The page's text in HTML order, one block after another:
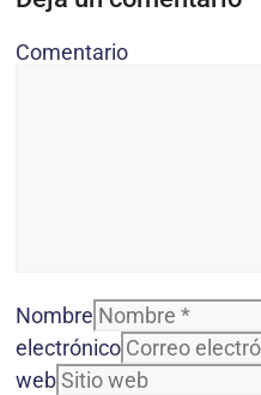
Comentario
Nombre
electrónico
web